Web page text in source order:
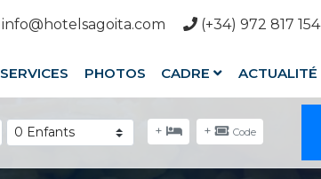
info@hotelsagoita.com (+34) 972 817 154
SERVICES PHOTOS CADRE ACTUALITÉ
+ + Code